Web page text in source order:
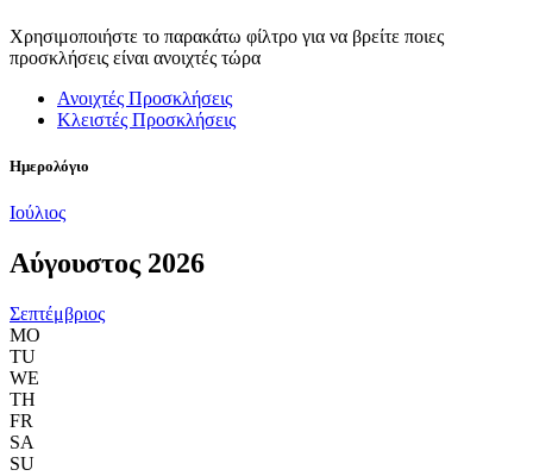
Χρησιμοποιήστε το παρακάτω φίλτρο για να βρείτε ποιες
προσκλήσεις είναι ανοιχτές τώρα
Ανοιχτές Προσκλήσεις
Κλειστές Προσκλήσεις
Ημερολόγιο
Ιούλιος
Αύγουστος 2026
Σεπτέμβριος
MO
TU
WE
TH
FR
SA
SU